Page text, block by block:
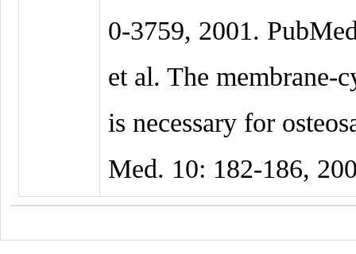
0-3759, 2001.
et al. The membrane-
is necessary for
Med. 10: 182-186,